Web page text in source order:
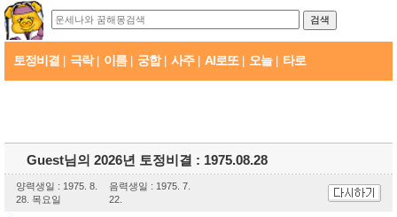
토정비결 극락 이름 궁합 사주 AI로또 오늘 타로
Guest님의 2026년 토정비결 : 1975.08.28
양력생일 : 1975. 8.
28. 목요일
음력생일 : 1975. 7.
22.